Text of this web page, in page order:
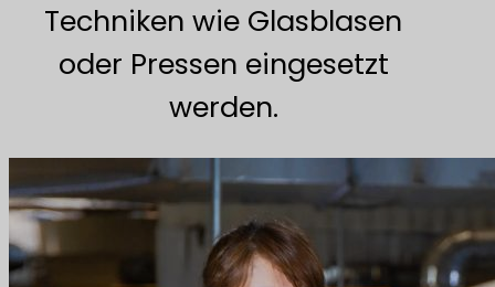
Techniken wie Glasblasen
oder Pressen eingesetzt
werden.